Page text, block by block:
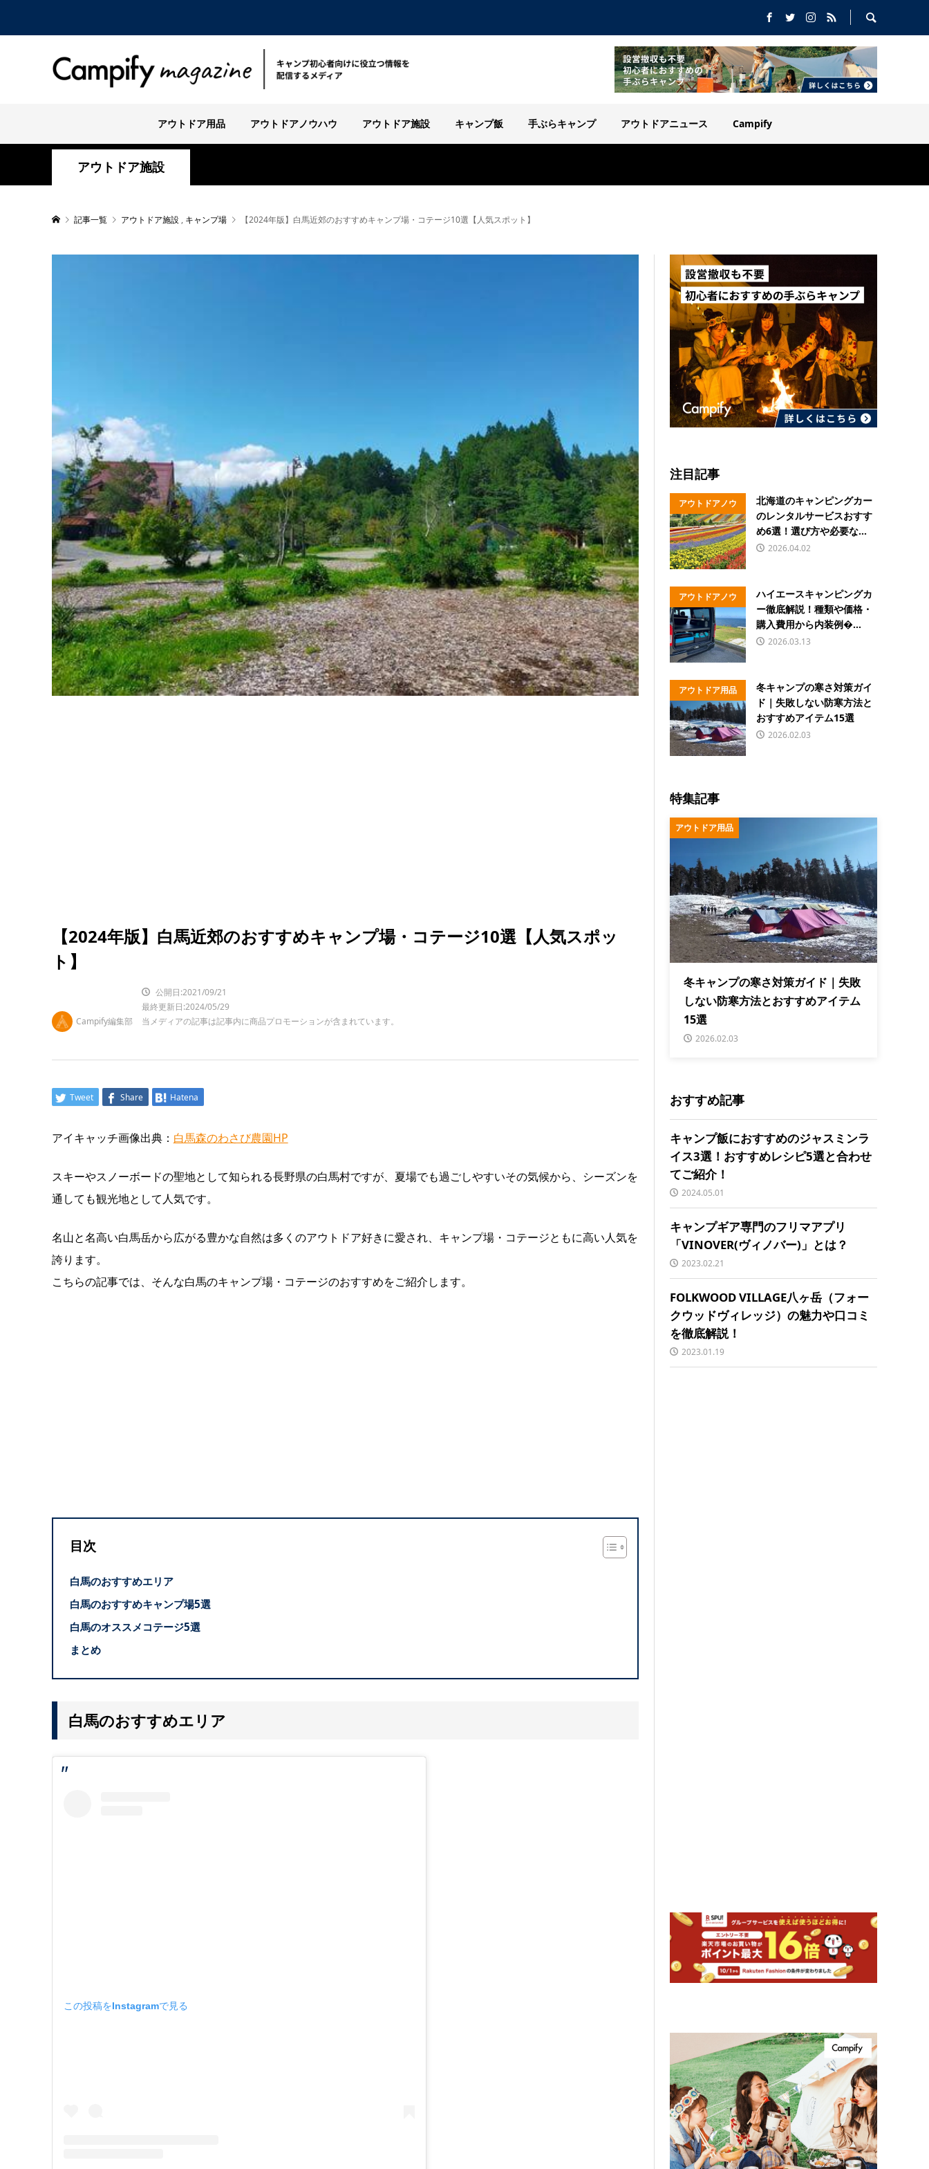
アウトドア用品 アウトドアノウハウ アウトドア施設 キャンプ飯 手ぶらキャンプ アウトドアニュース Campify
アウトドア施設
記事一覧 アウトドア施設 , キャンプ場 【2024年版】白馬近郊のおすすめキャンプ場・コテージ10選【人気スポット】
【2024年版】白馬近郊のおすすめキャンプ場・コテージ10選【人気スポッ
ト】
Campify編集部
公開日:2021/09/21
最終更新日:2024/05/29
当メディアの記事は記事内に商品プロモーションが含まれています。
Tweet Share Hatena
アイキャッチ画像出典： 白馬森のわさび農園HP
スキーやスノーボードの聖地として知られる長野県の白馬村ですが、夏場でも過ごしやすいその気候から、シーズンを
通しても観光地として人気です。
名山と名高い白馬岳から広がる豊かな自然は多くのアウトドア好きに愛され、キャンプ場・コテージともに高い人気を
誇ります。
こちらの記事では、そんな白馬のキャンプ場・コテージのおすすめをご紹介します。
目次
白馬のおすすめエリア
白馬のおすすめキャンプ場5選
白馬のオススメコテージ5選
まとめ
白馬のおすすめエリア
この投稿をInstagramで見る
注目記事
アウトドアノウ
ハウ
北海道のキャンピングカー
のレンタルサービスおすす
め6選！選び方や必要な...
2026.04.02
アウトドアノウ
ハウ
ハイエースキャンピングカ
ー徹底解説！種類や価格・
購入費用から内装例�...
2026.03.13
アウトドア用品
冬キャンプの寒さ対策ガイ
ド｜失敗しない防寒方法と
おすすめアイテム15選
2026.02.03
特集記事
アウトドア用品
冬キャンプの寒さ対策ガイド｜失敗
しない防寒方法とおすすめアイテム
15選
2026.02.03
おすすめ記事
キャンプ飯におすすめのジャスミンラ
イス3選！おすすめレシピ5選と合わせ
てご紹介！
2024.05.01
キャンプギア専門のフリマアプリ
「VINOVER(ヴィノバー)」とは？
2023.02.21
FOLKWOOD VILLAGE八ヶ岳（フォー
クウッドヴィレッジ）の魅力や口コミ
を徹底解説！
2023.01.19